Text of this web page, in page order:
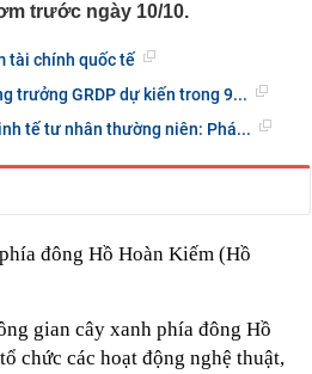
khiến mối quan hệ phụ
không 15 triệu USD
đội mua ô tô tặng sinh nhật
do chạy quá tốc độ quy
dược Mỹ
ở Việt Nam 'có tính gây
loại rau", giàu axit folic gấp
và sống thọ
trước ngày 10/10.
tài chính quốc tế
trưởng GRDP dự kiến trong 9...
tế tư nhân thường niên: Phá...
đông Hồ Hoàn Kiếm (Hồ
gian cây xanh phía đông Hồ
chức các hoạt động nghệ thuật,